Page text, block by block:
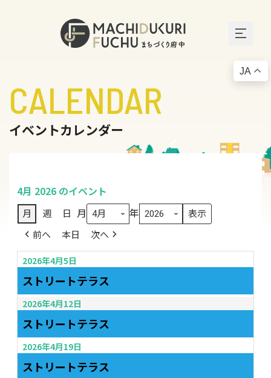
CALENDAR
イベントカレンダー
4月 2026 のイベント
月 週 日 月 年
前へ 本日 次へ
2026年4月5日
ストリートテラス
2026年4月12日
ストリートテラス
2026年4月19日
ストリートテラス
JA